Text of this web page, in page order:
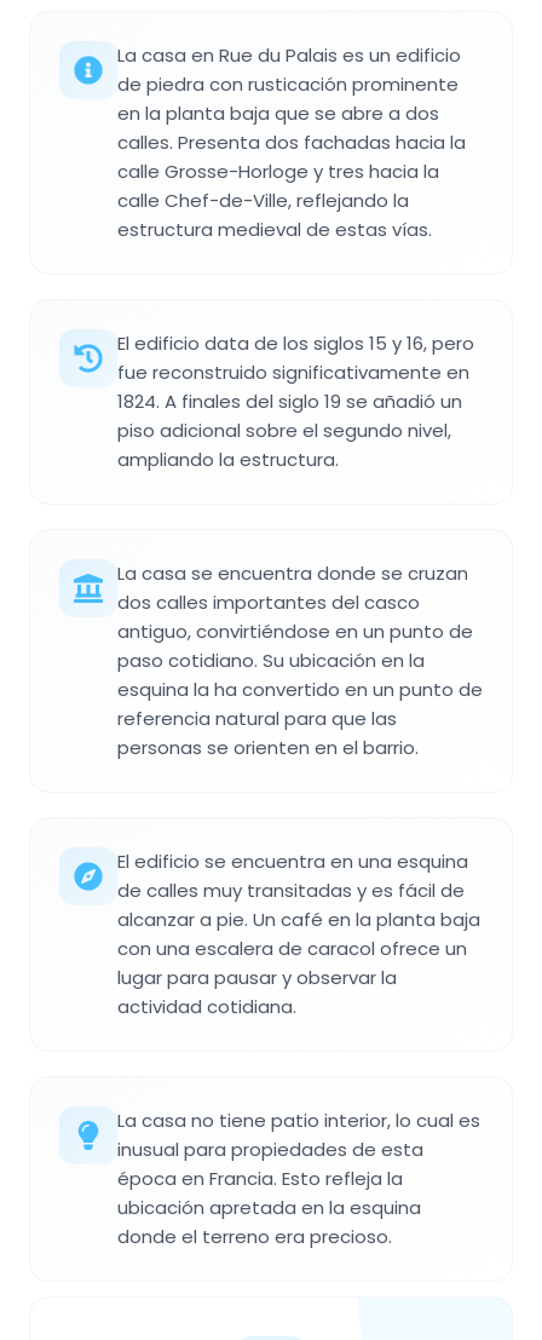
La casa en Rue du Palais es un edificio
de piedra con rusticación prominente
en la planta baja que se abre a dos
calles. Presenta dos fachadas hacia la
calle Grosse-Horloge y tres hacia la
calle Chef-de-Ville, reflejando la
estructura medieval de estas vías.
El edificio data de los siglos 15 y 16, pero
fue reconstruido significativamente en
1824. A finales del siglo 19 se añadió un
piso adicional sobre el segundo nivel,
ampliando la estructura.
La casa se encuentra donde se cruzan
dos calles importantes del casco
antiguo, convirtiéndose en un punto de
paso cotidiano. Su ubicación en la
esquina la ha convertido en un punto de
referencia natural para que las
personas se orienten en el barrio.
El edificio se encuentra en una esquina
de calles muy transitadas y es fácil de
alcanzar a pie. Un café en la planta baja
con una escalera de caracol ofrece un
lugar para pausar y observar la
actividad cotidiana.
La casa no tiene patio interior, lo cual es
inusual para propiedades de esta
época en Francia. Esto refleja la
ubicación apretada en la esquina
donde el terreno era precioso.